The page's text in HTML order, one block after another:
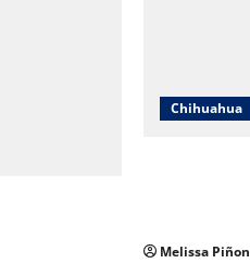
Chihuahua
Melissa Piñon